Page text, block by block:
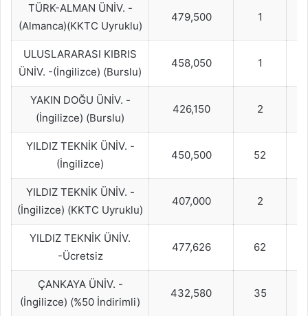
TÜRK-ALMAN ÜNİV. -
(Almanca)(KKTC Uyruklu)
479,500 1
ULUSLARARASI KIBRIS
ÜNİV. -(İngilizce) (Burslu)
458,050 1
YAKIN DOĞU ÜNİV. -
(İngilizce) (Burslu)
426,150 2
YILDIZ TEKNİK ÜNİV. -
(İngilizce)
450,500 52
YILDIZ TEKNİK ÜNİV. -
(İngilizce) (KKTC Uyruklu)
407,000 2
YILDIZ TEKNİK ÜNİV.
-Ücretsiz
477,626 62
ÇANKAYA ÜNİV. -
(İngilizce) (%50 İndirimli)
432,580 35